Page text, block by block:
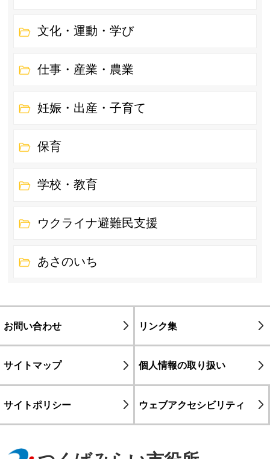
文化・運動・学び
仕事・産業・農業
妊娠・出産・子育て
保育
学校・教育
ウクライナ避難民支援
あさのいち
お問い合わせ リンク集
サイトマップ 個人情報の取り扱い
サイトポリシー ウェブアクセシビリティ